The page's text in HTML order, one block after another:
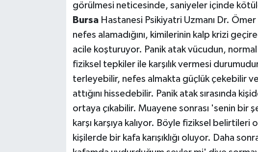
görülmesi neticesinde, saniyeler içinde
BursaHastanesi Psikiyatri Uzmanı Dr.
nefes alamadığını, kimilerinin kalp krizi
acile koşturuyor. Panik atak vücudun,
fiziksel tepkiler ile karşılık vermesi
terleyebilir, nefes almakta güçlük çekebilir ve
attığını hissedebilir. Panik atak sırasında
ortaya çıkabilir. Muayene sonrası 'senin bir
karşı karşıya kalıyor. Böyle fiziksel belirtileri
kişilerde bir kafa karışıklığı oluyor. Daha